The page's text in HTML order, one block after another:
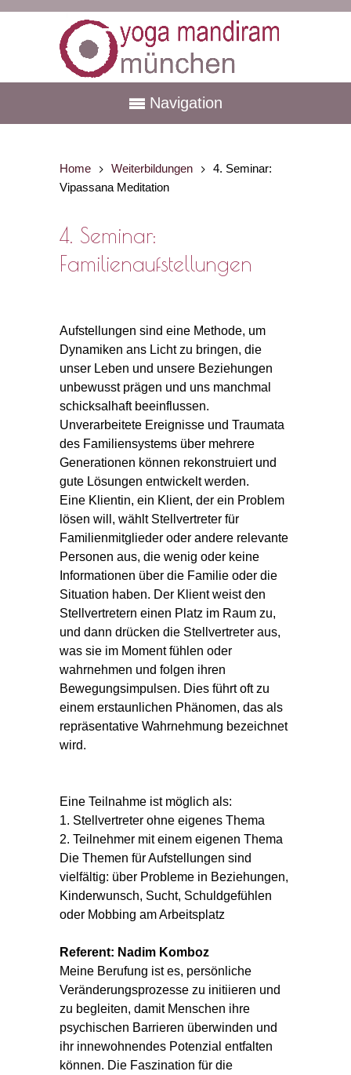
Navigation
Home Weiterbildungen
4. Seminar:
Vipassana Meditation
4. Seminar:
Familienaufstellungen
Aufstellungen sind eine Methode, um
Dynamiken ans Licht zu bringen, die
unser Leben und unsere Beziehungen
unbewusst prägen und uns manchmal
schicksalhaft beeinflussen.
Unverarbeitete Ereignisse und Traumata
des Familiensystems über mehrere
Generationen können rekonstruiert und
gute Lösungen entwickelt werden.
Eine Klientin, ein Klient, der ein Problem
lösen will, wählt Stellvertreter für
Familienmitglieder oder andere relevante
Personen aus, die wenig oder keine
Informationen über die Familie oder die
Situation haben. Der Klient weist den
Stellvertretern einen Platz im Raum zu,
und dann drücken die Stellvertreter aus,
was sie im Moment fühlen oder
wahrnehmen und folgen ihren
Bewegungsimpulsen. Dies führt oft zu
einem erstaunlichen Phänomen, das als
repräsentative Wahrnehmung bezeichnet
wird.
Eine Teilnahme ist möglich als:
1. Stellvertreter ohne eigenes Thema
2. Teilnehmer mit einem eigenen Thema
Die Themen für Aufstellungen sind
vielfältig: über Probleme in Beziehungen,
Kinderwunsch, Sucht, Schuldgefühlen
oder Mobbing am Arbeitsplatz
Referent: Nadim Komboz
Meine Berufung ist es, persönliche
Veränderungsprozesse zu initiieren und
zu begleiten, damit Menschen ihre
psychischen Barrieren überwinden und
ihr innewohnendes Potenzial entfalten
können. Die Faszination für die